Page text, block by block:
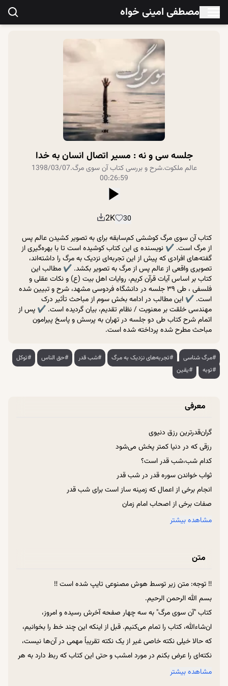
مصطفی امینی خواه
جلسه سی و نه : مسیر اتصال انسان به خدا
عالم ملکوت.شرح و بررسی کتاب آن سوی مرگ.
1398/03/07
00:26:59
30
2K
کتاب آن سوی مرگ کوششی کم‌سابقه برای به تصویر کشیدن عالم پس
از مرگ است. ✔ نویسنده ی این کتاب کوشیده است تا با بهره‌گیری از
گفته‌های افرادی که پیش از این تجربه‌ای نزدیک به مرگ را داشته‌اند،
تصویری واقعی از عالم پس از مرگ به تصویر بکشد. ✔ مطالب این
کتاب بر اساس آیات قرآن کریم، روایات اهل بیت (ع) و نکات عقلی و
فلسفی ، طی ۳۹ جلسه در دانشگاه فردوسی مشهد، شرح و تبیین شده
است. ✔ این مطالب در ادامه بخش سوم از مباحث تأثیر درک
مهندسی خلقت بر معنویت / نظام تقدیم، بیان گردیده است. ✔ پس از
اتمام شرح کتاب طی دو جلسه در تهران به پرسش و پاسخ پیرامون
مباحث مطرح شده پرداخته شده است.
#مرگ شناسی #تجربه‌های نزدیک به مرگ #شب قدر #حق الناس
#توکل
#توبه
#یقین
معرفی
گران‌قدر‌ترین رزق دنیوی
رزقی که در دنیا کمتر پخش می‌شود
کدام شب‌،شب قدر است؟
ثواب خواندن سوره قدر در شب قدر
انجام برخی از اعمال که زمینه ساز است برای شب قدر
صفات برخی از اصحاب امام زمان
رزق معنوی کسانی که شب قدر در حرم امام رضا هستند
توضیحاتی راجع‌به توبه به درگاه خداوند
مشاهده بیشتر
متن
‼ توجه: متن زیر توسط هوش مصنوعی تایپ شده است ‼
بسم الله الرحمن الرحیم.
کتاب "آن سوی مرگ" به سه چهار صفحه آخرش رسیده و امروز،
ان‌شاءالله، کتاب را تمام می‌کنیم. قبل از اینکه این چند خط را بخوانیم،
که حالا خیلی نکته خاصی غیر از یک نکته تقریباً مهمی در آن‌ها نیست،
نکته‌ای را عرض بکنم در مورد امشب و حتی این کتاب که ربط دارد به هر
دو.
مشاهده بیشتر